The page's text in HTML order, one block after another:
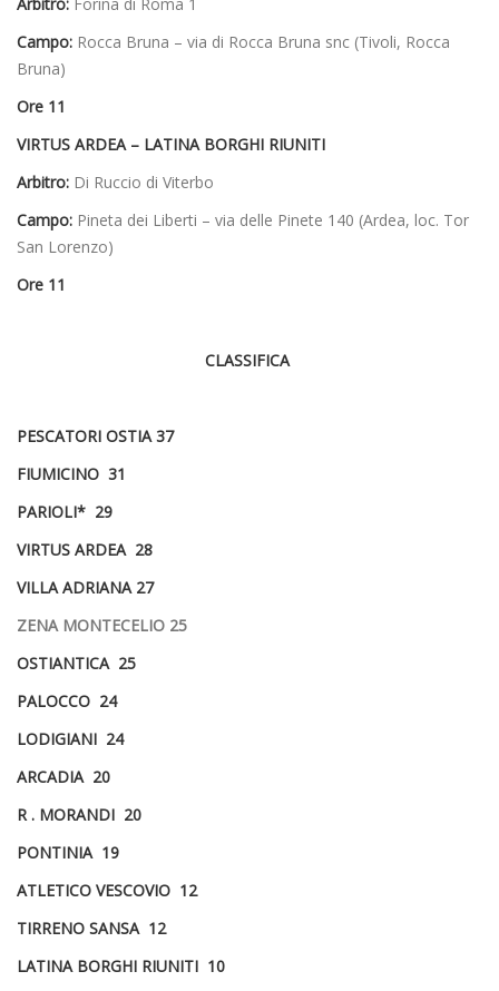
Campo: Rocca Bruna – via di Rocca Bruna snc (Tivoli, Rocca
Bruna)
Ore 11
VIRTUS ARDEA – LATINA BORGHI RIUNITI
Arbitro: Di Ruccio di Viterbo
Campo: Pineta dei Liberti – via delle Pinete 140 (Ardea, loc. Tor
San Lorenzo)
Ore 11
CLASSIFICA
PESCATORI OSTIA 37
FIUMICINO 31
PARIOLI* 29
VIRTUS ARDEA 28
VILLA ADRIANA 27
ZENA MONTECELIO 25
OSTIANTICA 25
PALOCCO 24
LODIGIANI 24
ARCADIA 20
R . MORANDI 20
PONTINIA 19
ATLETICO VESCOVIO 12
TIRRENO SANSA 12
LATINA BORGHI RIUNITI 10